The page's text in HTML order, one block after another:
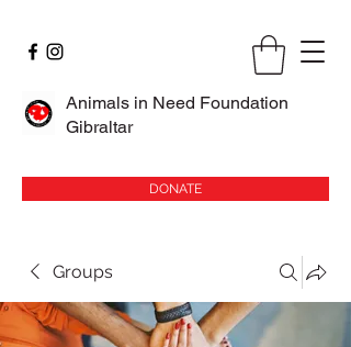
Animals in Need Foundation
Gibraltar
DONATE
Groups